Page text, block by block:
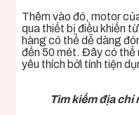
Thêm vào đó, motor
qua thiết bị điều khiển
hàng có thể dễ dàng
đến 50 mét. Đây có thể
yêu thích bởi tính tiện
Tìm kiếm địa